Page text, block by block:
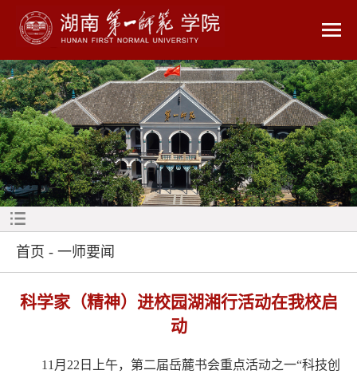
首页 - 一师要闻
科学家（精神）进校园湖湘行活动在我校启
动
11月22日上午，第二届岳麓书会重点活动之一“科技创